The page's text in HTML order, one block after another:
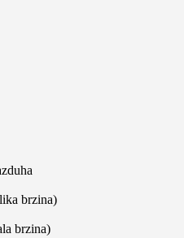
brzina)
brzina)